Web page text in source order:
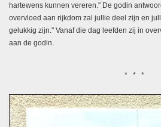
hartewens kunnen vereren." De godin
overvloed aan rijkdom zal jullie deel zijn en
gelukkig zijn." Vanaf die dag leefden zij in
aan de godin.
* * *